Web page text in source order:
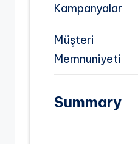
Kampanyalar
Müşteri
Memnuniyeti
Summary